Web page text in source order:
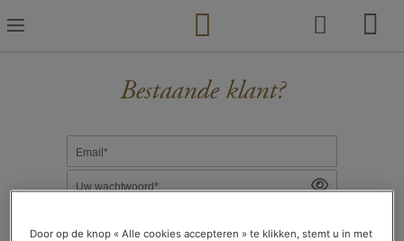
naar
de
Bestaande klant?
Email*
Uw wachtwoord*
Door op de knop « Alle cookies accepteren » te klikken, stemt u in met